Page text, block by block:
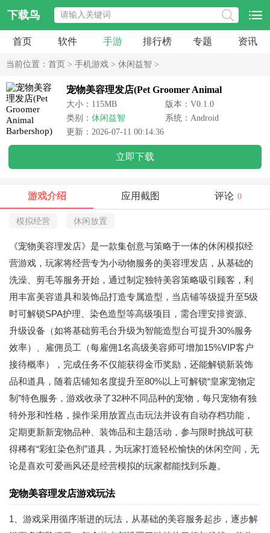
下载鸟
首页 软件 手游 排行榜 专题 资讯
当前位置： 首页 > 手机游戏 > 休闲益智 >
宠物美容理发店(Pet Groomer Animal
Barbershop)
大小：115MB
版本：V0.1.0
类别： 休闲益智
系统：Android
更新：2026-07-11 00:14:36
立即下载
游戏介绍 应用截图 评论 0
模拟经营 休闲放置
《宠物美容理发店》是一款集创意与策略于一体的休闲模拟经
营游戏，玩家将经营专为小动物服务的美容理发店，从基础的
洗澡、剪毛等服务开始，通过制定独特美容策略吸引顾客，利
用丰富美容道具和装饰品打造专属造型，当店铺等级提升至5级
时可解锁SPA护理、染色造型等高级项目，需合理安排资源、
升级设备（如将基础剪毛台升级为智能造型台可提升30%服务
效率）、雇佣员工（每雇佣1名高级美容师可增加15%VIP客户
接待概率），完成任务不仅能获得金币奖励，还能解锁新装饰
品和道具，随着店铺知名度提升至80%以上可解锁“皇家宠物定
制”特色服务，游戏收录了32种不同品种的宠物，每只宠物有独
特外形和性格，操作采用放置点击玩法并设有自动存档功能，
定期更新新宠物品种、装饰品和主题活动，参与限时挑战可获
得稀有“彩虹染色剂”道具，为玩家打造轻松愉快的休闲空间，无
论是喜欢可爱画风还是经营模拟的玩家都能找到乐趣。
宠物美容理发店游戏玩法
1、游戏采用循序渐进的玩法，从基础的美容服务起步，逐步解